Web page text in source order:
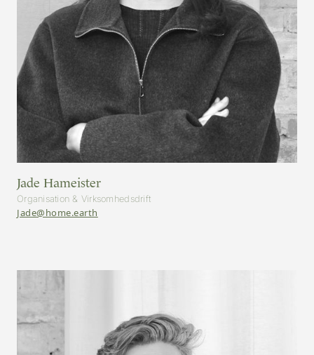
Jade Hameister
Organisation & Virksomhedsdrift
Jade@home.earth